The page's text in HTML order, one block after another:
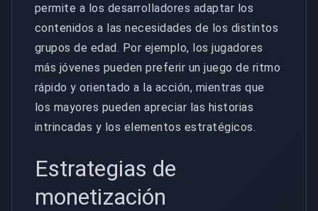
permite a los desarrolladores adaptar los
contenidos a las necesidades de los distintos
grupos de edad. Por ejemplo, los jugadores
más jóvenes pueden preferir un juego de ritmo
rápido y orientado a la acción, mientras que
los mayores pueden apreciar las historias
intrincadas y los elementos estratégicos.
Estrategias de
monetización